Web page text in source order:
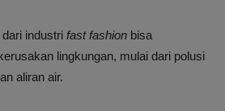
industri fast fashion bisa
lingkungan, mulai dari polusi
aliran air.